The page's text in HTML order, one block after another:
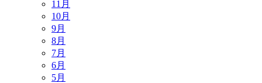
11月
10月
9月
8月
7月
6月
5月